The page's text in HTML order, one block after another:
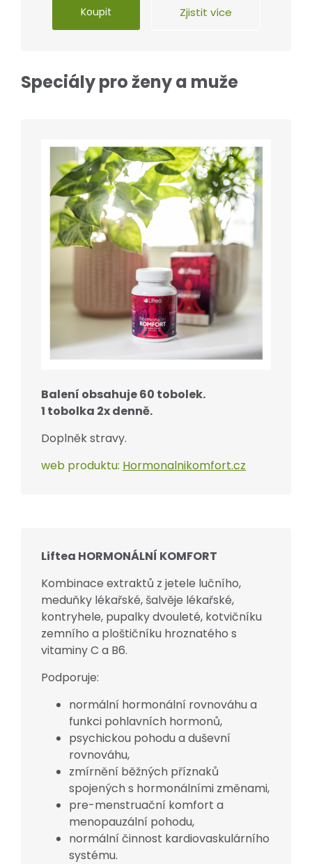
Koupit Zjistit více
Speciály pro ženy a muže
Balení obsahuje 60 tobolek.
1 tobolka 2x denně.
Doplněk stravy.
web produktu: Hormonalnikomfort.cz
Liftea HORMONÁLNÍ KOMFORT
Kombinace extraktů z jetele lučního,
meduňky lékařské, šalvěje lékařské,
kontryhele, pupalky dvouleté, kotvičníku
zemního a ploštičníku hroznatého s
vitaminy C a B6.
Podporuje:
normální hormonální rovnováhu a
funkci pohlavních hormonů,
psychickou pohodu a duševní
rovnováhu,
zmírnění běžných příznaků
spojených s hormonálními změnami,
pre-menstruační komfort a
menopauzální pohodu,
normální činnost kardiovaskulárního
systému.